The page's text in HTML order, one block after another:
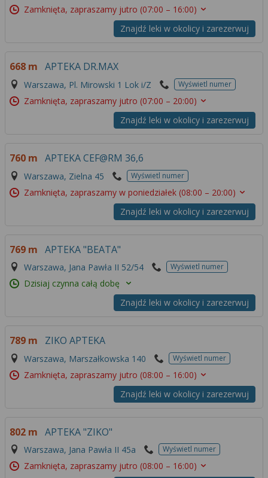
Zamknięta, zapraszamy jutro (07:00 – 16:00)
Znajdź leki w okolicy i zarezerwuj
668 m APTEKA DR.MAX
Warszawa, Pl. Mirowski 1 Lok i/Z Wyświetl numer
Zamknięta, zapraszamy jutro (07:00 – 20:00)
Znajdź leki w okolicy i zarezerwuj
760 m APTEKA CEF@RM 36,6
Warszawa, Zielna 45 Wyświetl numer
Zamknięta, zapraszamy w poniedziałek (08:00 – 20:00)
Znajdź leki w okolicy i zarezerwuj
769 m APTEKA "BEATA"
Warszawa, Jana Pawła II 52/54 Wyświetl numer
Dzisiaj czynna całą dobę
Znajdź leki w okolicy i zarezerwuj
789 m ZIKO APTEKA
Warszawa, Marszałkowska 140 Wyświetl numer
Zamknięta, zapraszamy jutro (08:00 – 16:00)
Znajdź leki w okolicy i zarezerwuj
802 m APTEKA "ZIKO"
Warszawa, Jana Pawła II 45a Wyświetl numer
Zamknięta, zapraszamy jutro (08:00 – 16:00)